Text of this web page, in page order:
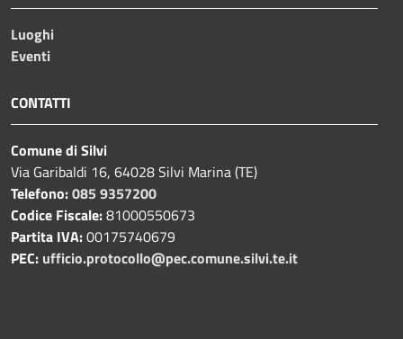
Luoghi
Eventi
CONTATTI
Comune di Silvi
Via Garibaldi 16, 64028 Silvi Marina (TE)
Telefono:085 9357200
Codice Fiscale:81000550673
Partita IVA:00175740679
PEC: ufficio.protocollo@pec.comune.silvi.te.it